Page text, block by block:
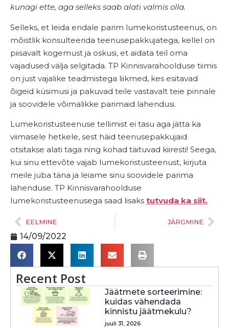
kunagi ette, aga selleks saab alati valmis olla.
Selleks, et leida endale parim lumekoristusteenus, on
mõistlik konsulteerida teenusepakkujatega, kellel on
piisavalt kogemust ja oskusi, et aidata teil oma
vajadused välja selgitada. TP Kinnisvarahoolduse tiimis
on just vajalike teadmistega liikmed, kes esitavad
õigeid küsimusi ja pakuvad teile vastavalt teie pinnale
ja soovidele võimalikke parimaid lahendusi.
Lumekoristusteenuse tellimist ei tasu aga jätta ka
viimasele hetkele, sest häid teenusepakkujaid
otsitakse alati taga ning kohad täituvad kiiresti! Seega,
kui sinu ettevõte vajab lumekoristusteenust, kirjuta
meile juba täna ja leiame sinu soovidele parima
lahenduse. TP Kinnisvarahoolduse
lumekoristusteenusega saad lisaks tutvuda ka siit.
EELMINE JÄRGMINE
14/09/2022
Recent Post
Jäätmete sorteerimine:
kuidas vähendada
kinnistu jäätmekulu?
juuli 31, 2026